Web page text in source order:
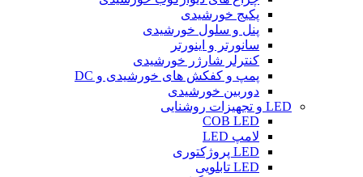
پکیج خورشیدی
پنل و سلول خورشیدی
سانورتر و اینورتر
کنترلر شارژر خورشیدی
پمپ و کفکش های خورشیدی و DC
دوربین خورشیدی
LED و تجهیزات روشنایی
COB LED
لامپ LED
LED پروژکتوری
LED تابلویی